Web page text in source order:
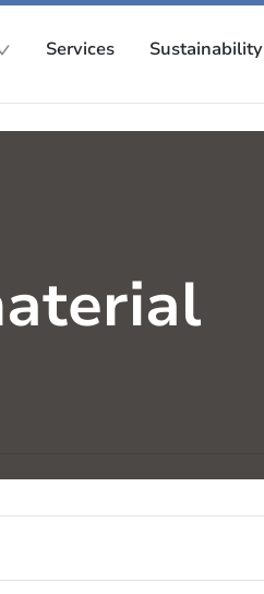
Services Sustainability